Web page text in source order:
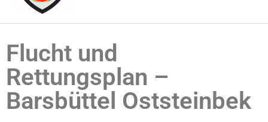
Flucht und
Rettungsplan –
Barsbüttel Oststeinbek